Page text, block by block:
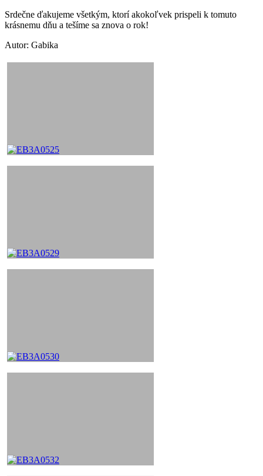
Srdečne ďakujeme všetkým, ktorí akokoľvek prispeli k tomuto
krásnemu dňu a tešíme sa znova o rok!
Autor: Gabika